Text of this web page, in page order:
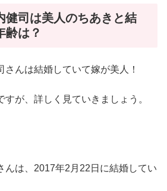
健司は美人のちあきと結
齢は？
んは結婚していて嫁が美人！
すが、詳しく見ていきましょう。
んは、2017年2月22日に結婚してい